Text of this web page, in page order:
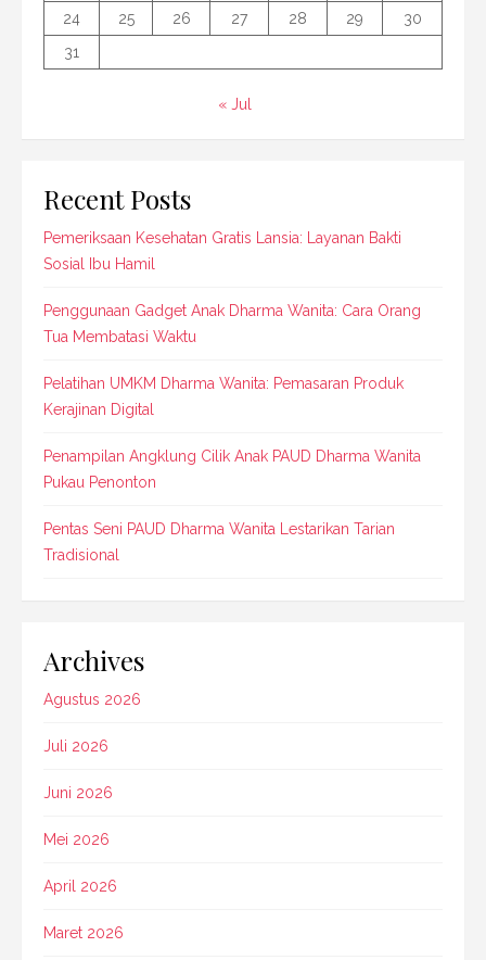
24
25 26 27 28 29
30
31
« Jul
Recent Posts
Pemeriksaan Kesehatan Gratis Lansia: Layanan Bakti
Sosial Ibu Hamil
Penggunaan Gadget Anak Dharma Wanita: Cara Orang
Tua Membatasi Waktu
Pelatihan UMKM Dharma Wanita: Pemasaran Produk
Kerajinan Digital
Penampilan Angklung Cilik Anak PAUD Dharma Wanita
Pukau Penonton
Pentas Seni PAUD Dharma Wanita Lestarikan Tarian
Tradisional
Archives
Agustus 2026
Juli 2026
Juni 2026
Mei 2026
April 2026
Maret 2026